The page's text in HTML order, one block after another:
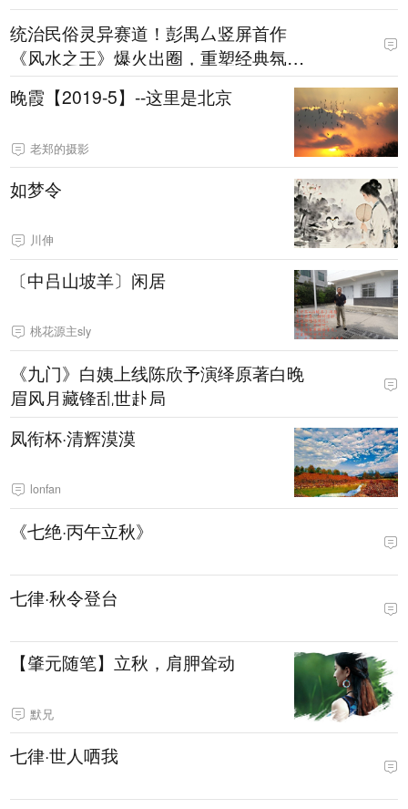
统治民俗灵异赛道！彭禺厶竖屏首作
《风水之王》爆火出圈，重塑经典氛围
感
晚霞【2019-5】--这里是北京
老郑的摄影
如梦令
川伸
〔中吕山坡羊〕闲居
桃花源主sly
《九门》白姨上线陈欣予演绎原著白晚
眉风月藏锋乱世赴局
凤衔杯·清辉漠漠
lonfan
《七绝·丙午立秋》
七律·秋令登台
【肇元随笔】立秋，肩胛耸动
默兄
七律·世人哂我